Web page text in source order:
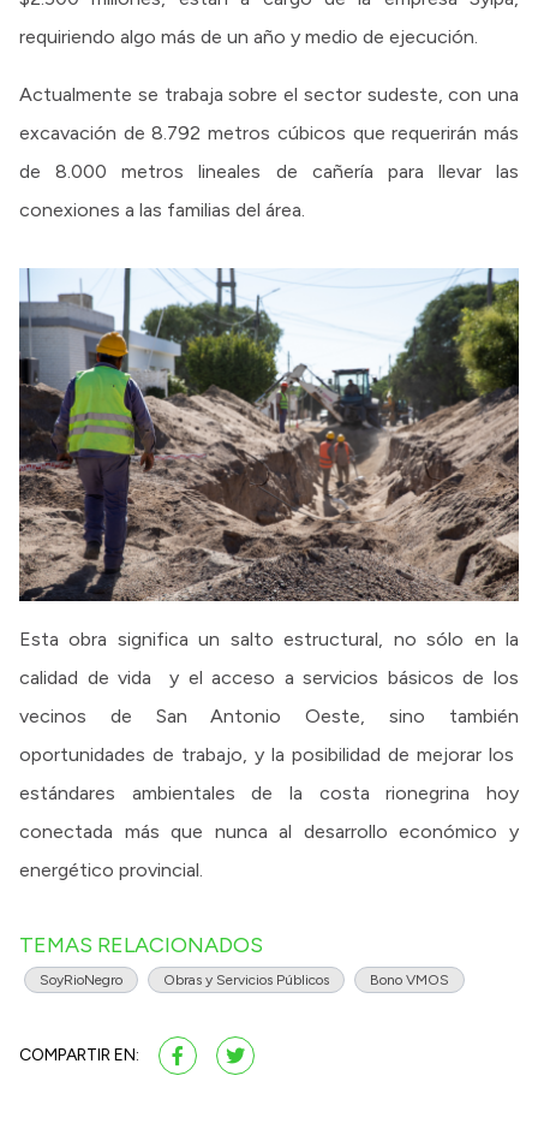
requiriendo algo más de un año y medio de ejecución.
Actualmente se trabaja sobre el sector sudeste, con una
excavación de 8.792 metros cúbicos que requerirán más
de 8.000 metros lineales de cañería para llevar las
conexiones a las familias del área.
Esta obra significa un salto estructural, no sólo en la
calidad de vida y el acceso a servicios básicos de los
vecinos de San Antonio Oeste, sino también
oportunidades de trabajo, y la posibilidad de mejorar los
estándares ambientales de la costa rionegrina hoy
conectada más que nunca al desarrollo económico y
energético provincial.
TEMAS RELACIONADOS
SoyRioNegro Obras y Servicios Públicos Bono VMOS
COMPARTIR EN: